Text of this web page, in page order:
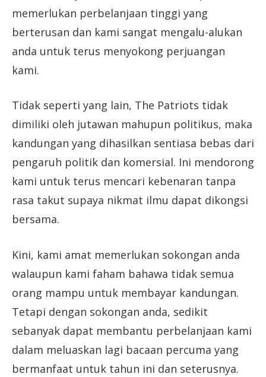
memerlukan perbelanjaan tinggi yang
berterusan dan kami sangat mengalu-alukan
anda untuk terus menyokong perjuangan
kami.
Tidak seperti yang lain, The Patriots tidak
dimiliki oleh jutawan mahupun politikus, maka
kandungan yang dihasilkan sentiasa bebas dari
pengaruh politik dan komersial. Ini mendorong
kami untuk terus mencari kebenaran tanpa
rasa takut supaya nikmat ilmu dapat dikongsi
bersama.
Kini, kami amat memerlukan sokongan anda
walaupun kami faham bahawa tidak semua
orang mampu untuk membayar kandungan.
Tetapi dengan sokongan anda, sedikit
sebanyak dapat membantu perbelanjaan kami
dalam meluaskan lagi bacaan percuma yang
bermanfaat untuk tahun ini dan seterusnya.